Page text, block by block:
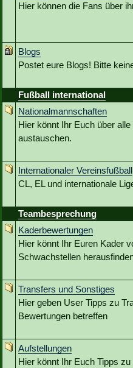
Hier können die Fans über
Blogs
Postet eure Blogs! Bitte
Fußball international
Nationalmannschaften
Hier könnt Ihr Euch über
austauschen.
Internationaler Vereinsfußball
CL, EL und internationale
Teambesprechung
Kaderbewertungen
Hier könnt Ihr Euren Kader
Schwachstellen
Transfers und Sonstiges
Hier geben User Tipps zu
Bewertungen betreffen
Aufstellungen
Hier könnt Ihr Euch Tipps